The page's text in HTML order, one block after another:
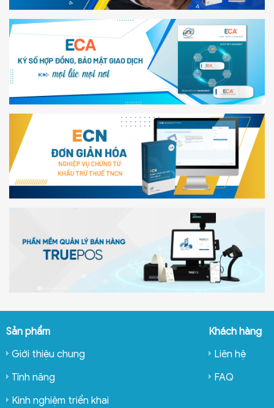
Sản phẩm
Giới thiệu chung
Tính năng
Kinh nghiệm triển khai
Khách hàng
Liên hệ
FAQ